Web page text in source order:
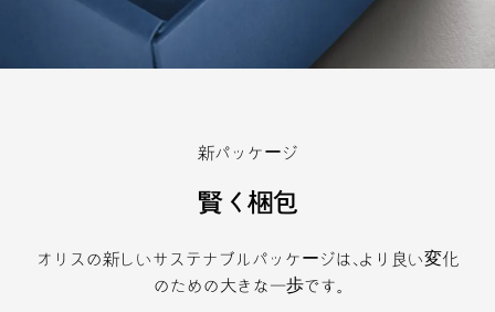
新パッケージ
賢く梱包
オリスの新しいサステナブルパッケージは、より良い変化
のための大きな一歩です。